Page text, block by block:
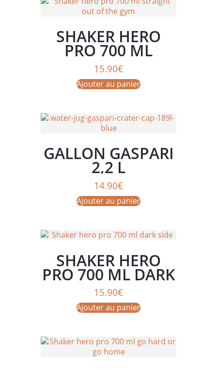
SHAKER HERO
PRO 700 ML
STRAIGHT OUT OF
THE GYM
15.90€
Ajouter au panier
GALLON GASPARI
2,2 L
14.90€
Ajouter au panier
SHAKER HERO
PRO 700 ML DARK
SIDE
15.90€
Ajouter au panier